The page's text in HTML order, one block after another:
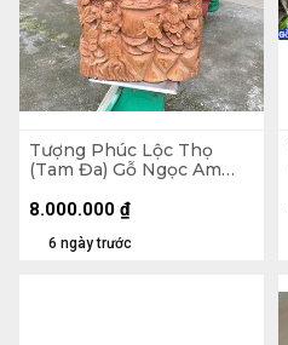
Tượng Phúc Lộc Thọ
(Tam Đa) Gỗ Ngọc Am
(cm)
6 ngày trước
8.000.000 ₫